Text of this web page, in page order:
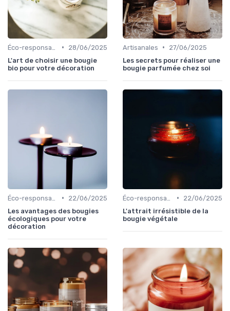
•
28/06/2025
L'art de choisir une bougie
bio pour votre décoration
Artisanales •
27/06/2025
Les secrets pour réaliser une
bougie parfumée chez soi
•
22/06/2025
Les avantages des bougies
écologiques pour votre
décoration
•
22/06/2025
L'attrait irrésistible de la
bougie végétale